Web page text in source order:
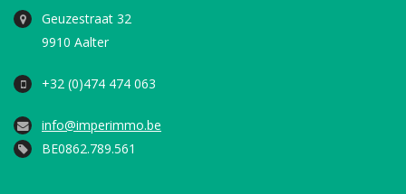
Geuzestraat 32
9910 Aalter
+32 (0)474 474 063
info@imperimmo.be
BE0862.789.561